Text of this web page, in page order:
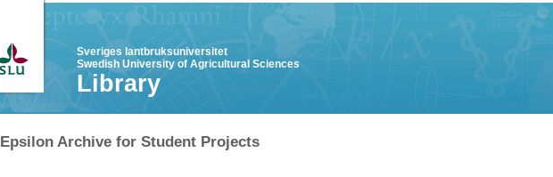
Sveriges lantbruksuniversitet
Swedish University of Agricultural Sciences
Library
Epsilon Archive for Student Projects